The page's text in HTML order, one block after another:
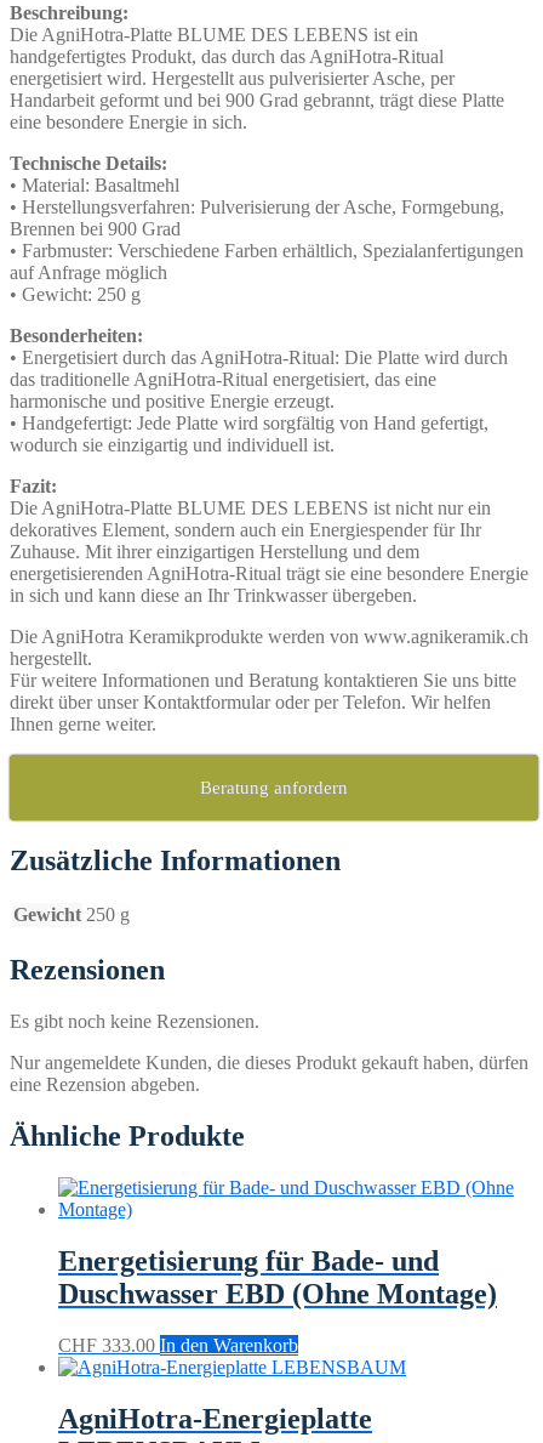
Beschreibung:
Die AgniHotra-Platte BLUME DES LEBENS ist ein
handgefertigtes Produkt, das durch das AgniHotra-Ritual
energetisiert wird. Hergestellt aus pulverisierter Asche, per
Handarbeit geformt und bei 900 Grad gebrannt, trägt diese Platte
eine besondere Energie in sich.
Technische Details:
• Material: Basaltmehl
• Herstellungsverfahren: Pulverisierung der Asche, Formgebung,
Brennen bei 900 Grad
• Farbmuster: Verschiedene Farben erhältlich, Spezialanfertigungen
auf Anfrage möglich
• Gewicht: 250 g
Besonderheiten:
• Energetisiert durch das AgniHotra-Ritual: Die Platte wird durch
das traditionelle AgniHotra-Ritual energetisiert, das eine
harmonische und positive Energie erzeugt.
• Handgefertigt: Jede Platte wird sorgfältig von Hand gefertigt,
wodurch sie einzigartig und individuell ist.
Fazit:
Die AgniHotra-Platte BLUME DES LEBENS ist nicht nur ein
dekoratives Element, sondern auch ein Energiespender für Ihr
Zuhause. Mit ihrer einzigartigen Herstellung und dem
energetisierenden AgniHotra-Ritual trägt sie eine besondere Energie
in sich und kann diese an Ihr Trinkwasser übergeben.
Die AgniHotra Keramikprodukte werden von www.agnikeramik.ch
hergestellt.
Für weitere Informationen und Beratung kontaktieren Sie uns bitte
direkt über unser Kontaktformular oder per Telefon. Wir helfen
Ihnen gerne weiter.
Beratung anfordern
Zusätzliche Informationen
Gewicht 250 g
Rezensionen
Es gibt noch keine Rezensionen.
Nur angemeldete Kunden, die dieses Produkt gekauft haben, dürfen
eine Rezension abgeben.
Ähnliche Produkte
Energetisierung für Bade- und
Duschwasser EBD (Ohne Montage)
CHF 333.00 In den Warenkorb
AgniHotra-Energieplatte